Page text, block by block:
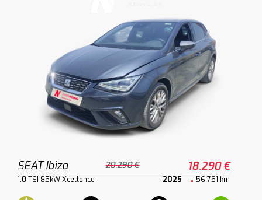
SEAT Ibiza 20.290 € 18.290 €
1.0 TSI 85kW Xcellence 2025 56.751 km